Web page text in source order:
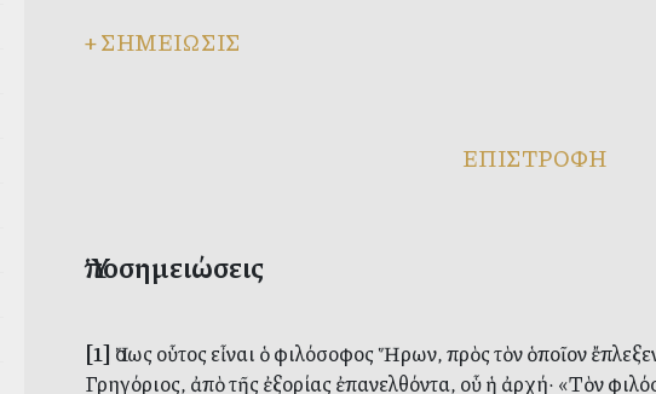
+ΣΗΜΕΙΩΣΙΣ
ΕΠΙΣΤΡΟΦΗ
Ὑποσημειώσεις
[1] Ἴσως οὗτος εἶναι ὁ φιλόσοφος Ἥρων, πρὸς τὸν ὁποῖον
Γρηγόριος, ἀπὸ τῆς ἐξορίας ἐπανελθόντα, οὗ ἡ ἀρχή· «Τὸν